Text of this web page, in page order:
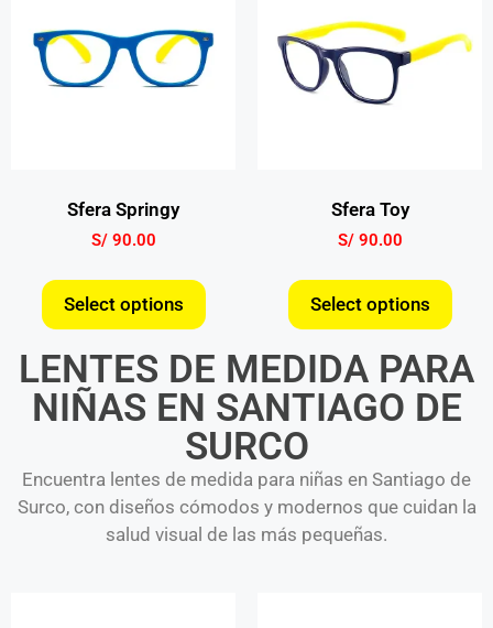
Sfera Springy
S/90.00
Select options
Sfera Toy
S/90.00
Select options
LENTES DE MEDIDA PARA
NIÑAS EN SANTIAGO DE
SURCO​
Encuentra lentes de medida para niñas en Santiago de
Surco, con diseños cómodos y modernos que cuidan la
salud visual de las más pequeñas.